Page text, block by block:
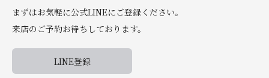
まずはお気軽に公式LINEにご登録ください。
来店のご予約お待ちしております。
LINE登録